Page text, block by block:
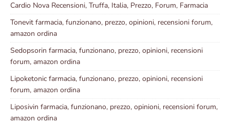
Cardio Nova Recensioni, Truffa, Italia, Prezzo, Forum, Farmacia
Tonevit farmacia, funzionano, prezzo, opinioni, recensioni forum,
amazon ordina
Sedopsorin farmacia, funzionano, prezzo, opinioni, recensioni
forum, amazon ordina
Lipoketonic farmacia, funzionano, prezzo, opinioni, recensioni
forum, amazon ordina
Liposivin farmacia, funzionano, prezzo, opinioni, recensioni forum,
amazon ordina